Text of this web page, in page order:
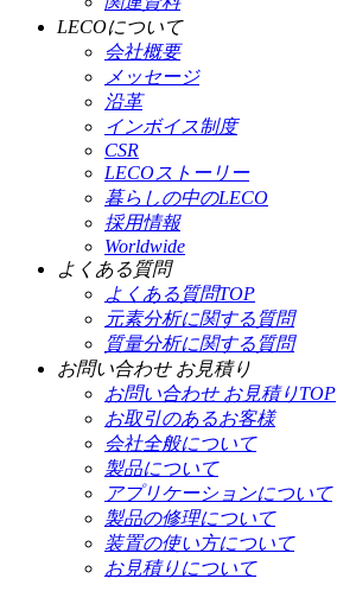
LECOについて
会社概要
メッセージ
沿革
インボイス制度
CSR
LECOストーリー
暮らしの中のLECO
採用情報
Worldwide
よくある質問
よくある質問TOP
元素分析に関する質問
質量分析に関する質問
お問い合わせ お見積り
お問い合わせ お見積りTOP
お取引のあるお客様
会社全般について
製品について
アプリケーションについて
製品の修理について
装置の使い方について
お見積りについて